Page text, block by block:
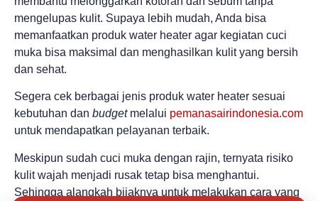
mengelupas kulit. Supaya lebih mudah, Anda bisa
memanfaatkan produk water heater agar kegiatan cuci
muka bisa maksimal dan menghasilkan kulit yang bersih
dan sehat.
Segera cek berbagai jenis produk water heater sesuai
kebutuhan dan budget melalui pemanasairindonesia.com
untuk mendapatkan pelayanan terbaik.
Meskipun sudah cuci muka dengan rajin, ternyata risiko
kulit wajah menjadi rusak tetap bisa menghantui.
Sehingga alangkah bijaknya untuk melakukan cara yang